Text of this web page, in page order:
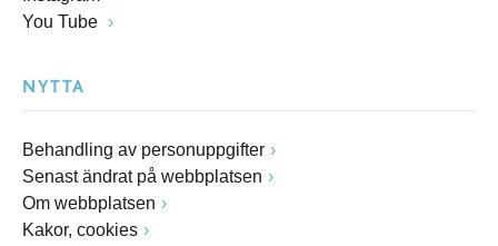
You Tube
NYTTA
Behandling av personuppgifter
Senast ändrat på webbplatsen
Om webbplatsen
Kakor, cookies